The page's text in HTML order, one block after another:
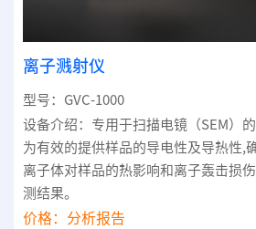
离子溅射仪
型号：GVC-1000
设备介绍：专用于扫描电镜（SEM）
为有效的提供样品的导电性及导热性,
离子体对样品的热影响和离子轰击损
测结果。
价格： 分析报告